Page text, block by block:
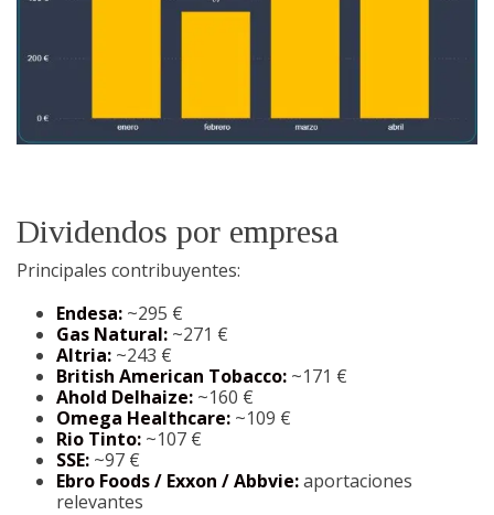
Dividendos por empresa
Principales contribuyentes:
Endesa: ~295 €
Gas Natural: ~271 €
Altria: ~243 €
British American Tobacco: ~171 €
Ahold Delhaize: ~160 €
Omega Healthcare: ~109 €
Rio Tinto: ~107 €
SSE: ~97 €
Ebro Foods / Exxon / Abbvie:aportaciones
relevantes